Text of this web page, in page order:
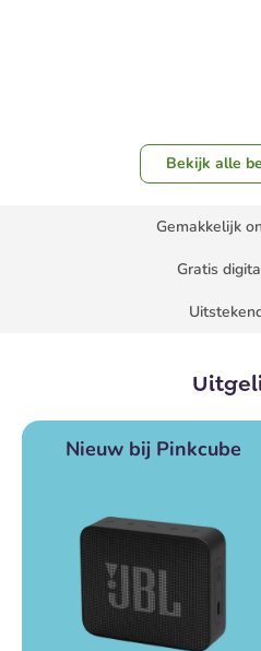
Bekijk alle
Gemakkelijk
Gratis
Nieuw bij Pinkcube